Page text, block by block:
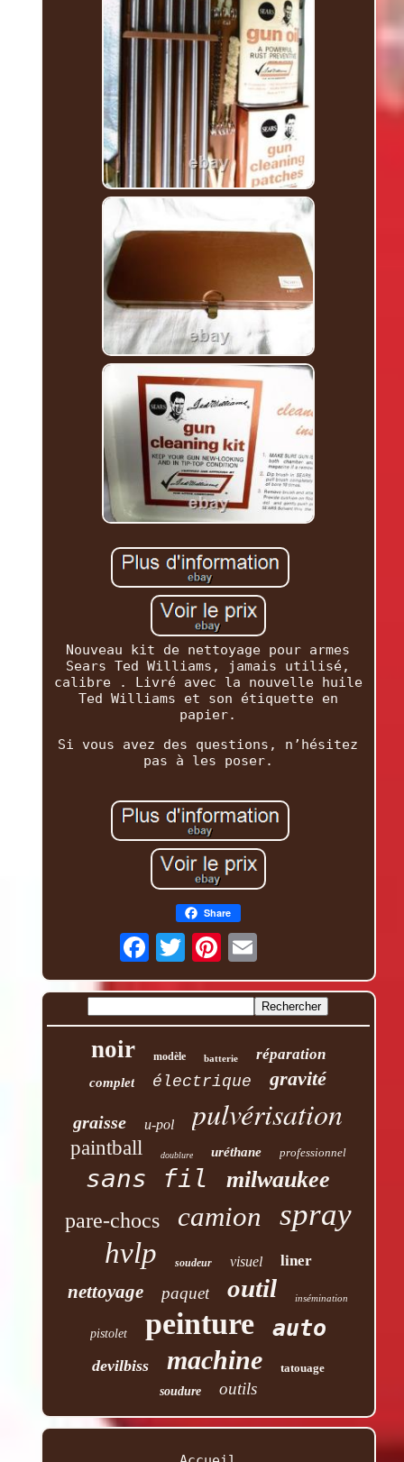
Nouveau kit de nettoyage pour armes
Sears Ted Williams, jamais utilisé,
calibre . Livré avec la nouvelle huile
Ted Williams et son étiquette en
papier.
Si vous avez des questions, n’hésitez
pas à les poser.
Share
noir modèle batterie réparation
complet électrique gravité
graisse u-pol pulvérisation
paintball doublure uréthane professionnel
sans fil milwaukee
pare-chocs camion spray
hvlp soudeur visuel liner
nettoyage paquet outil insémination
pistolet peinture auto
devilbiss machine
tatouage
soudure
outils